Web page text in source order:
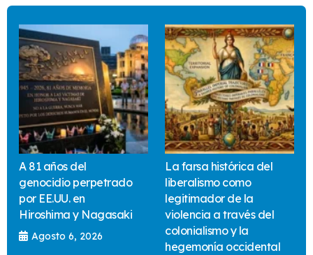
A 81 años del
genocidio perpetrado
por EE.UU. en
Hiroshima y Nagasaki
Agosto 6, 2026
La farsa histórica del
liberalismo como
legitimador de la
violencia a través del
colonialismo y la
hegemonía occidental